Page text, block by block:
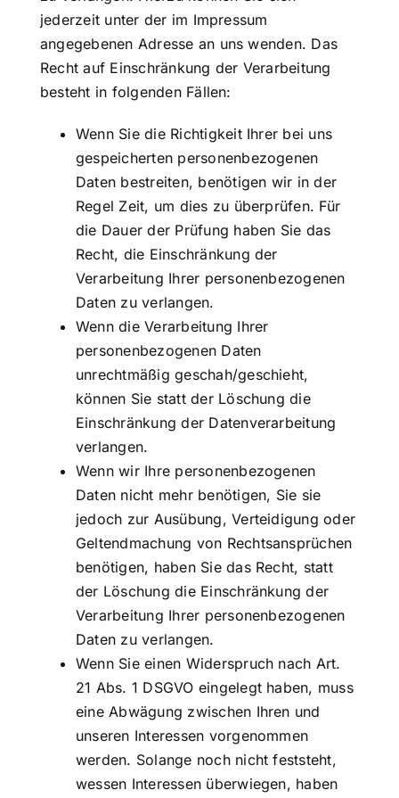
jederzeit unter der im Impressum
angegebenen Adresse an uns wenden. Das
Recht auf Einschränkung der Verarbeitung
besteht in folgenden Fällen:
Wenn Sie die Richtigkeit Ihrer bei uns
gespeicherten personenbezogenen
Daten bestreiten, benötigen wir in der
Regel Zeit, um dies zu überprüfen. Für
die Dauer der Prüfung haben Sie das
Recht, die Einschränkung der
Verarbeitung Ihrer personenbezogenen
Daten zu verlangen.
Wenn die Verarbeitung Ihrer
personenbezogenen Daten
unrechtmäßig geschah/geschieht,
können Sie statt der Löschung die
Einschränkung der Datenverarbeitung
verlangen.
Wenn wir Ihre personenbezogenen
Daten nicht mehr benötigen, Sie sie
jedoch zur Ausübung, Verteidigung oder
Geltendmachung von Rechtsansprüchen
benötigen, haben Sie das Recht, statt
der Löschung die Einschränkung der
Verarbeitung Ihrer personenbezogenen
Daten zu verlangen.
Wenn Sie einen Widerspruch nach Art.
21 Abs. 1 DSGVO eingelegt haben, muss
eine Abwägung zwischen Ihren und
unseren Interessen vorgenommen
werden. Solange noch nicht feststeht,
wessen Interessen überwiegen, haben